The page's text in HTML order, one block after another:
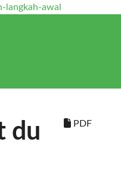
langkah-awal
PDF
du